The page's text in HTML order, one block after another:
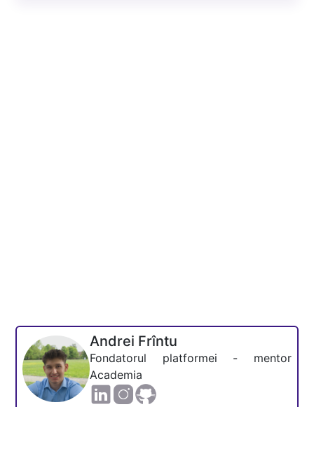
Andrei Frîntu
Fondatorul platformei - mentor
Academia